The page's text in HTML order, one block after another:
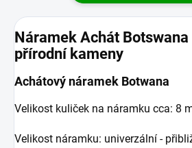
Náramek Achát
přírodní kameny
Achátový náramek Botwana
Velikost kuliček na náramku cca: 8
Velikost náramku: univerzální -